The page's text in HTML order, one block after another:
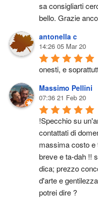
sa consigliarti
bello. Grazie
antonella c
14:26 05 Mar 20
onesti, e
Massimo Pellini
07:36 21 Feb 20
!Specchio su
contattati di
massima costo e
breve e ta-dah !!
dica; prezzo
d'arte e
potrei dire ?